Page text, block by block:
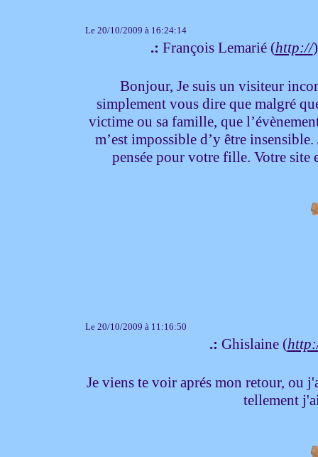
Le 20/10/2009 à 16:24:14
.: François Lemarié (http://
Bonjour, Je suis un visiteur
simplement vous dire que malgré
victime ou sa famille, que
m’est impossible d’y être
pensée pour votre fille. Votre site
Le 20/10/2009 à 11:16:50
.: Ghislaine (
Je viens te voir aprés mon retour, ou
tellement